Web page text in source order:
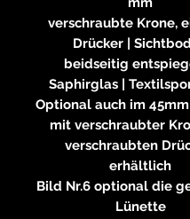
verschraubte Krone,
Drücker |
beidseitig
Saphirglas |
Optional auch im
mit verschraubter
verschraubten
erhältlich
Bild Nr.6 optional die
Lünette